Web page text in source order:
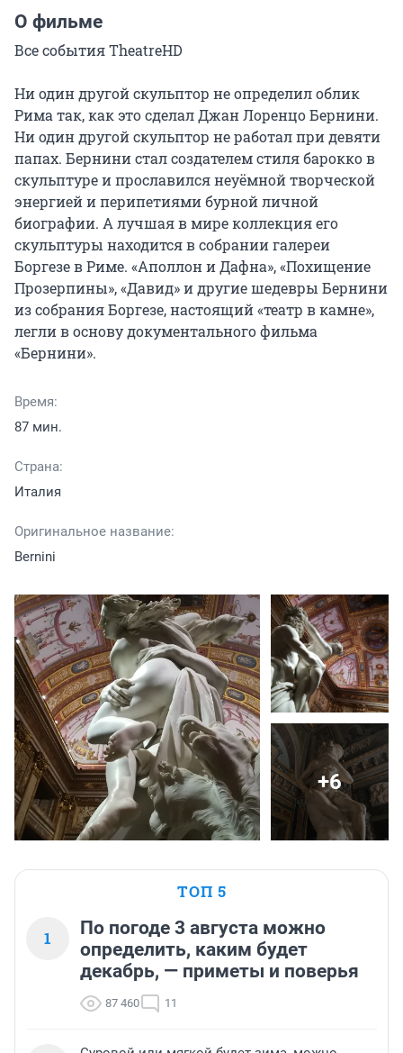
О фильме
Все события TheatreHD
Ни один другой скульптор не определил облик
Рима так, как это сделал Джан Лоренцо Бернини.
Ни один другой скульптор не работал при девяти
папах. Бернини стал создателем стиля барокко в
скульптуре и прославился неуёмной творческой
энергией и перипетиями бурной личной
биографии. А лучшая в мире коллекция его
скульптуры находится в собрании галереи
Боргезе в Риме. «Аполлон и Дафна», «Похищение
Прозерпины», «Давид» и другие шедевры Бернини
из собрания Боргезе, настоящий «театр в камне»,
легли в основу документального фильма
«Бернини».
Время:
87 мин.
Страна:
Италия
Оригинальное название:
Bernini
+6
ТОП 5
1
По погоде 3 августа можно
определить, каким будет
декабрь, — приметы и поверья
87 460 11